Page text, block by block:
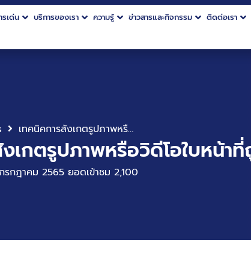
รเด่น บริการของเรา ความรู้ ข่าวสารและกิจกรรม ติดต่อเรา
เทคนิคการสังเกตรูปภาพหรือวิดีโอใบหน้าที่ถูกดัดแปลงด้วยเทคโนโลยี DeepFake
เกตรูปภาพหรือวิดีโอใบหน้
รกฎาคม 2565 ยอดเข้าชม 2,100